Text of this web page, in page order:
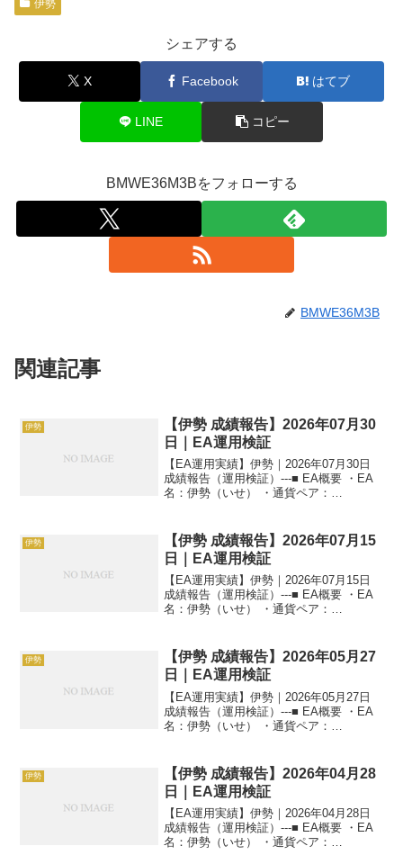
伊勢
シェアする
X Facebook はてブ
LINE コピー
BMWE36M3Bをフォローする
BMWE36M3B
関連記事
伊勢
【伊勢 成績報告】2026年07月30
日｜EA運用検証
【EA運用実績】伊勢｜2026年07月30日
成績報告（運用検証）---■ EA概要 ・EA
名：伊勢（いせ） ・通貨ペア：
稼働 ---■ 本日の運用成績【...
伊勢
【伊勢 成績報告】2026年07月15
日｜EA運用検証
【EA運用実績】伊勢｜2026年07月15日
成績報告（運用検証）---■ EA概要 ・EA
名：伊勢（いせ） ・通貨ペア：
稼働 ---■ 本日の運用成績【...
伊勢
【伊勢 成績報告】2026年05月27
日｜EA運用検証
【EA運用実績】伊勢｜2026年05月27日
成績報告（運用検証）---■ EA概要 ・EA
名：伊勢（いせ） ・通貨ペア：
稼働 ---■ 本日の運用成績【...
伊勢
【伊勢 成績報告】2026年04月28
日｜EA運用検証
【EA運用実績】伊勢｜2026年04月28日
成績報告（運用検証）---■ EA概要 ・EA
名：伊勢（いせ） ・通貨ペア：